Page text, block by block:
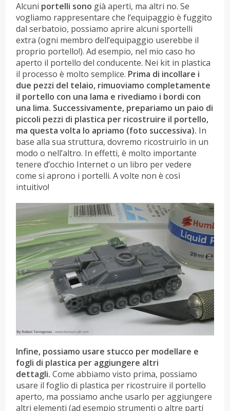
Alcuni portelli sono già aperti, ma altri no. Se
vogliamo rappresentare che l’equipaggio è fuggito
dal serbatoio, possiamo aprire alcuni sportelli
extra (ogni membro dell’equipaggio userebbe il
proprio portello!). Ad esempio, nel mio caso ho
aperto il portello del conducente. Nei kit in plastica
il processo è molto semplice. Prima di incollare i
due pezzi del telaio, rimuoviamo completamente
il portello con una lama e rivediamo i bordi con
una lima. Successivamente, prepariamo un paio di
piccoli pezzi di plastica per ricostruire il portello,
ma questa volta lo apriamo (foto successiva). In
base alla sua struttura, dovremo ricostruirlo in un
modo o nell’altro. In effetti, è molto importante
tenere d’occhio Internet o un libro per vedere
come si aprono i portelli. A volte non è così
intuitivo!
Infine, possiamo usare stucco per modellare e
fogli di plastica per aggiungere altri
dettagli.Come abbiamo visto prima, possiamo
usare il foglio di plastica per ricostruire il portello
aperto, ma possiamo anche usarlo per aggiungere
altri elementi (ad esempio strumenti o altre parti